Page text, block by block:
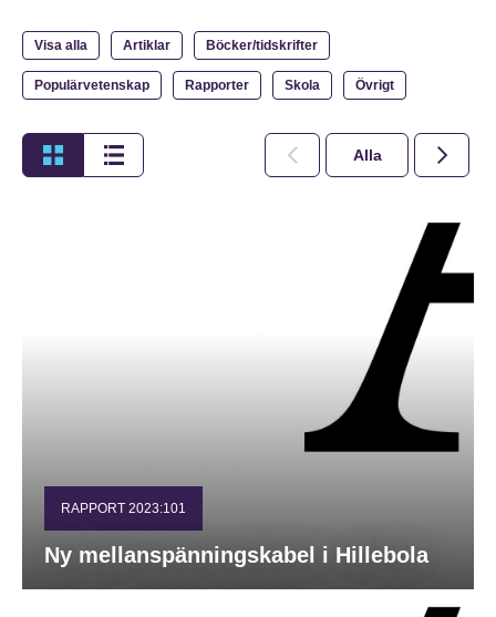
Visa alla Artiklar Böcker/tidskrifter
Populärvetenskap Rapporter Skola Övrigt
Alla 2026
RAPPORT 2023:101
Ny mellanspänningskabel i Hillebola